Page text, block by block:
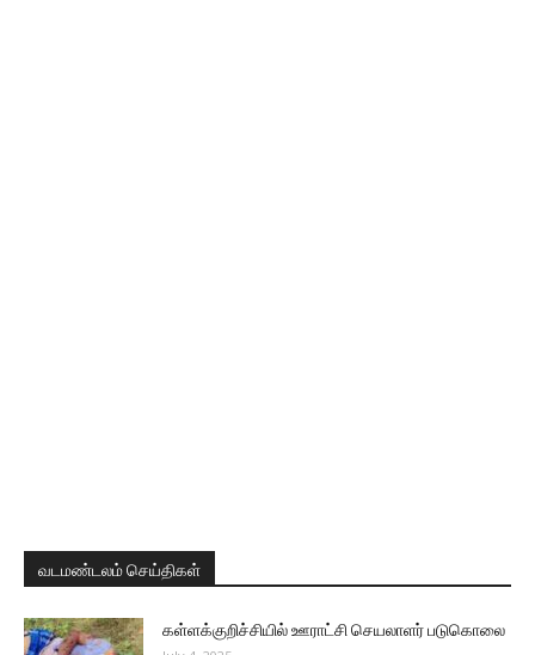
வடமண்டலம் செய்திகள்
கள்ளக்குறிச்சியில் ஊராட்சி செயலாளர் படுகொலை